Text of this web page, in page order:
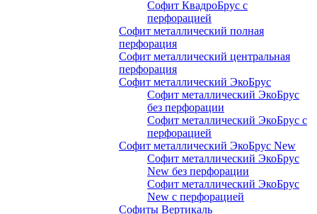
Софит КвадроБрус с
перфорацией
Софит металлический полная
перфорация
Софит металлический центральная
перфорация
Софит металлический ЭкоБрус
Софит металлический ЭкоБрус
без перфорации
Софит металлический ЭкоБрус с
перфорацией
Софит металлический ЭкоБрус New
Софит металлический ЭкоБрус
New без перфорации
Софит металлический ЭкоБрус
New с перфорацией
Софиты Вертикаль